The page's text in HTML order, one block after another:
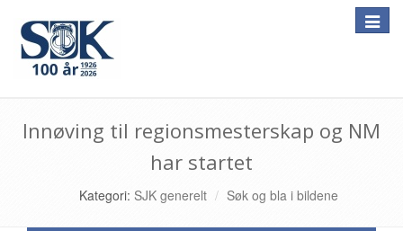
Toggle
Innøving til regionsmesterskap og NM
har startet
Kategori: SJK generelt Søk og bla i bildene